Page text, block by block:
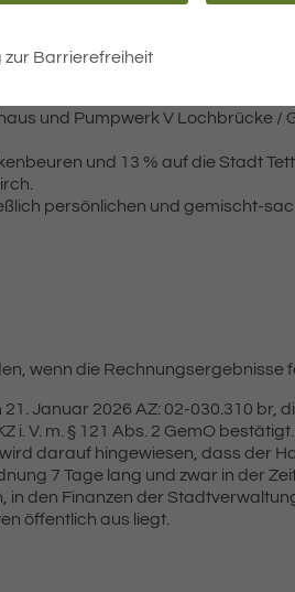
und Pumpwerk V Lochbrücke /
und 13 % auf die Stadt
persönlichen und gemischt-
wenn die Rechnungsergebnisse
Januar 2026 AZ: 02-030.310 br,
V. m. § 121 Abs. 2 GemO
darauf hingewiesen, dass der
7 Tage lang und zwar in der
in den Finanzen der
öffentlich aus liegt.
zur Barrierefreiheit